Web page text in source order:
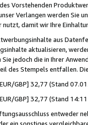
Vorstehenden
Verlangen werden Sie
damit wir Ihre
aus
aktualisieren,
jedoch die in Ihrer
des Stempels entfallen.
GBP] 32,77 (Stand
GBP] 32,77 (Stand
entweder
ein sonstiges